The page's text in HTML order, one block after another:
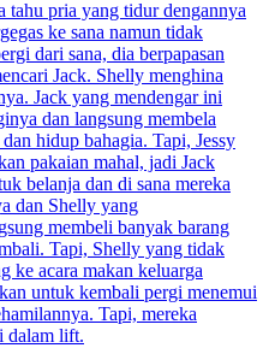
tahu pria yang tidur dengannya
ke sana namun tidak
dari sana, dia berpapasan
Jack. Shelly menghina
Jack yang mendengar ini
dan langsung membela
hidup bahagia. Tapi, Jessy
pakaian mahal, jadi Jack
belanja dan di sana mereka
dan Shelly yang
membeli banyak barang
Tapi, Shelly yang tidak
ke acara makan keluarga
untuk kembali pergi menemui
Tapi, mereka
dalam lift.